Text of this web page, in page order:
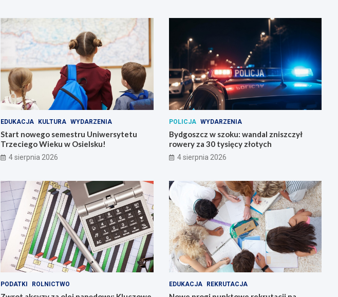
EDUKACJA KULTURA WYDARZENIA
Start nowego semestru Uniwersytetu
Trzeciego Wieku w Osielsku!
4 sierpnia 2026
POLICJA WYDARZENIA
Bydgoszcz w szoku: wandal zniszczył
rowery za 30 tysięcy złotych
4 sierpnia 2026
PODATKI ROLNICTWO EDUKACJA REKRUTACJA